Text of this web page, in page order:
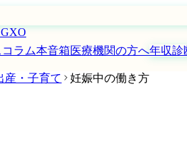
GXO
コラム本音箱医療機関の方へ年収診
産・子育て 妊娠中の働き方